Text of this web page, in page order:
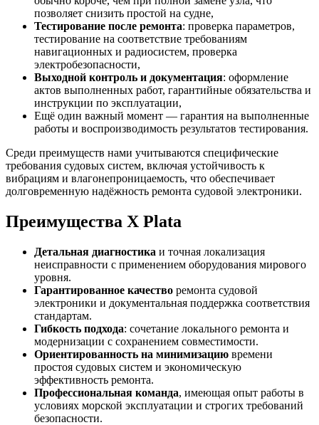
позволяет снизить простой на судне,
Тестирование после ремонта: проверка параметров,
тестирование на соответствие требованиям
навигационных и радиосистем, проверка
электробезопасности,
Выходной контроль и документация: оформление
актов выполненных работ, гарантийные обязательства и
инструкции по эксплуатации,
Ещё один важный момент — гарантия на выполненные
работы и воспроизводимость результатов тестирования.
Среди преимуществ нами учитываются специфические
требования судовых систем, включая устойчивость к
вибрациям и влагонепроницаемость, что обеспечивает
долговременную надёжность ремонта судовой электроники.
Преимущества X Plata
Детальная диагностика и точная локализация
неисправности с применением оборудования мирового
уровня.
Гарантированное качество ремонта судовой
электроники и документальная поддержка соответствия
стандартам.
Гибкость подхода: сочетание локального ремонта и
модернизации с сохранением совместимости.
Ориентированность на минимизацию времени
простоя судовых систем и экономическую
эффективность ремонта.
Профессиональная команда, имеющая опыт работы в
условиях морской эксплуатации и строгих требований
безопасности.